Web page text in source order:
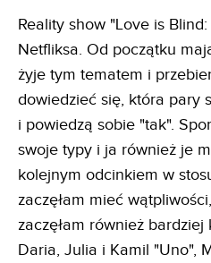
Reality show "Love is
Netfliksa. Od początku
żyje tym tematem i
dowiedzieć się, która pary
i powiedzą sobie "tak".
swoje typy i ja również je
kolejnym odcinkiem w
zaczęłam mieć
zaczęłam również
Daria, Julia i Kamil "Uno",